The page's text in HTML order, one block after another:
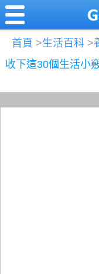
首頁 >生活百科 >
收下這30個生活小